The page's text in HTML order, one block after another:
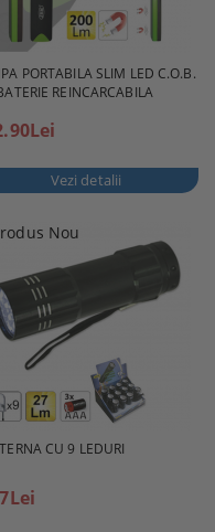
PORTABILA SLIM LED C.O.B.
REINCARCABILA
Vezi detalii
CU 9 LEDURI